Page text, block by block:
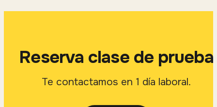
Reserva clase de prueba
Te contactamos en 1 día laboral.